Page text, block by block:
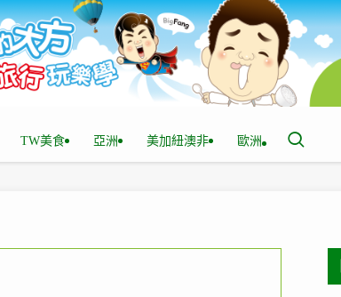
TW美食 亞洲 美加紐澳非 歐洲